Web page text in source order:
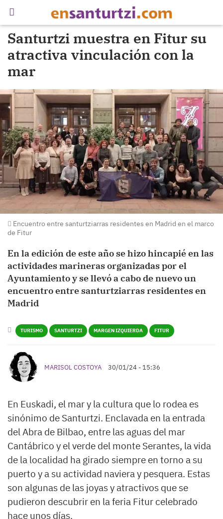
Santurtzi muestra en Fitur su
atractiva vinculación con la
mar
Encuentro entre santurtziarras residentes en Madrid en el marco
de Fitur
En la edición de este año se hizo hincapié en las
actividades marineras organizadas por el
Ayuntamiento y se llevó a cabo de nuevo un
encuentro entre santurtziarras residentes en
Madrid
TURISMO SANTURTZI MARGEN IZQUIERDA FITUR
MARISOL COSTOYA 30/01/24 - 15:36
En Euskadi, el mar y la cultura que lo rodea es
sinónimo de Santurtzi. Enclavada en la entrada
del Abra de Bilbao, entre las aguas del mar
Cantábrico y el verde del monte Serantes, la vida
de la localidad ha girado siempre en torno a su
puerto y a su actividad naviera y pesquera. Estas
son algunas de las joyas y atractivos que se
pudieron descubrir en la feria Fitur celebrado
hace unos días.